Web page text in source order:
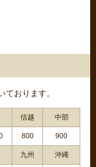
おります。
信越 中部
800 900
九州 沖縄